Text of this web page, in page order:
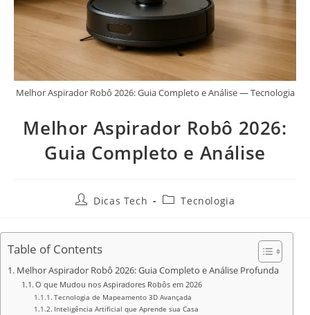
Melhor Aspirador Robô 2026: Guia Completo e Análise — Tecnologia
Melhor Aspirador Robô 2026:
Guia Completo e Análise
Dicas Tech Tecnologia
Table of Contents
Melhor Aspirador Robô 2026: Guia Completo e Análise Profunda
O que Mudou nos Aspiradores Robôs em 2026
Tecnologia de Mapeamento 3D Avançada
Inteligência Artificial que Aprende sua Casa